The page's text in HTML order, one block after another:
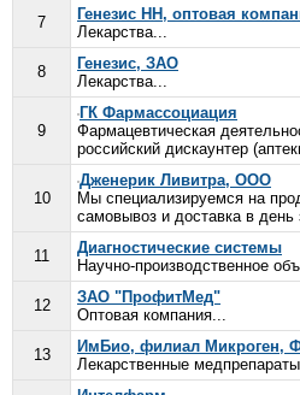
7
Генезис НН, оптовая
Лекарства...
8
Генезис, ЗАО
Лекарства...
9
ГК Фармассоциация
Фармацевтическая
российский дискаунтер
10
Дженерик Ливитра, ООО
Мы специализируемся на
самовывоз и доставка в день
11
Диагностические системы
Научно-производственное
12
ЗАО "ПрофитМед"
Оптовая компания...
13
ИмБио, филиал Микроген,
Лекарственные